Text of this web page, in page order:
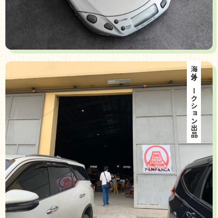
海外オークション出品